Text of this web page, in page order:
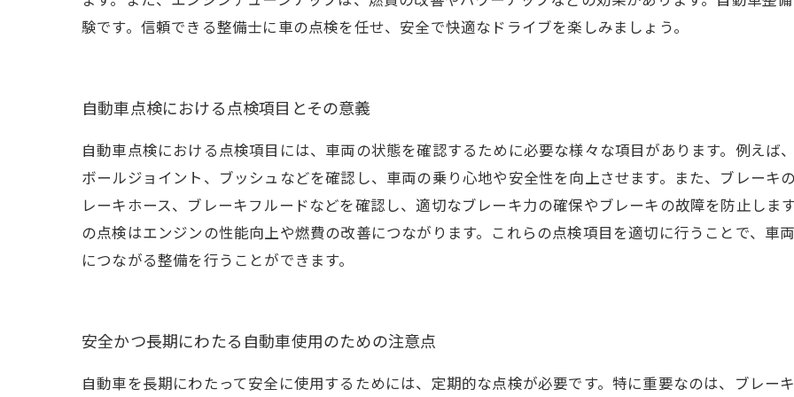
験です。信頼できる整備士に車の点検を任せ、安全で快適なドライブを楽しみましょう。
自動車点検における点検項目とその意義
自動車点検における点検項目には、車両の状態を確認するために必要な様々な項目があります。例えば
ボールジョイント、ブッシュなどを確認し、車両の乗り心地や安全性を向上させます。また、ブレーキ
レーキホース、ブレーキフルードなどを確認し、適切なブレーキ力の確保やブレーキの故障を防止しま
の点検はエンジンの性能向上や燃費の改善につながります。これらの点検項目を適切に行うことで、車
につながる整備を行うことができます。
安全かつ長期にわたる自動車使用のための注意点
自動車を長期にわたって安全に使用するためには、定期的な点検が必要です。特に重要なのは、ブレー